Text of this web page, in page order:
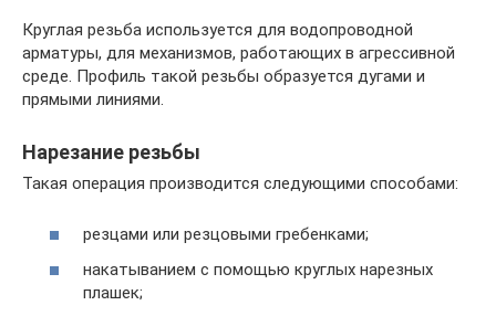
Круглая резьба используется для водопроводной
арматуры, для механизмов, работающих в агрессивной
среде. Профиль такой резьбы образуется дугами и
прямыми линиями.
Нарезание резьбы
Такая операция производится следующими способами:
резцами или резцовыми гребенками;
накатыванием с помощью круглых нарезных
плашек;